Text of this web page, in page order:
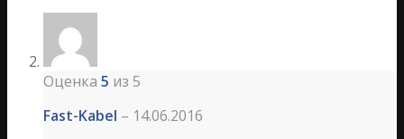
Оценка 5 из 5
Fast-Kabel – 14.06.2016